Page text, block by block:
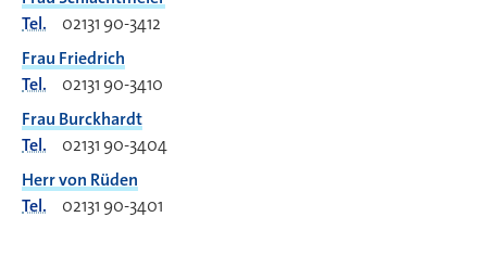
Tel.
02131 90-3412
Frau Friedrich
Tel.
02131 90-3410
Frau Burckhardt
Tel.
02131 90-3404
Herr von Rüden
Tel.
02131 90-3401